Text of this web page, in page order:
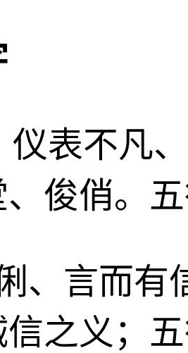
表不凡
俊俏。五
、言而有
之义；五